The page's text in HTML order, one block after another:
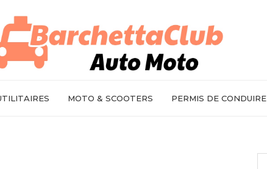
MOTO & SCOOTERS PERMIS DE CONDUIRE